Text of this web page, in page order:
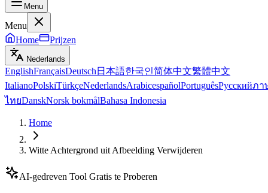
Menu
Menu
Home
Prijzen
Nederlands
EnglishFrançaisDeutsch 日本語한국인简体中文繁體中文
ItalianoPolskiTürkçeNederlandsArabicespañolPortuguêsРусскийภา
ไทยDanskNorsk bokmålBahasa Indonesia
Home
Witte Achtergrond uit Afbeelding Verwijderen
AI-gedreven Tool Gratis te Proberen